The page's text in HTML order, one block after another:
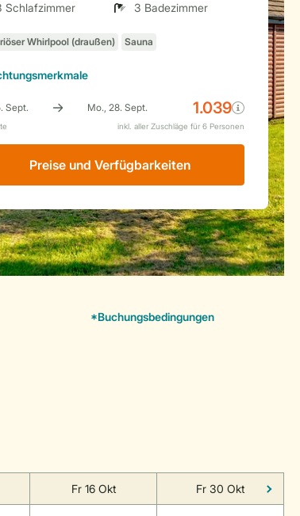
Schlafzimmer
3 Badezimmer
Preise und Verfügbarkeiten
Fr 16 Okt Fr 30 Okt